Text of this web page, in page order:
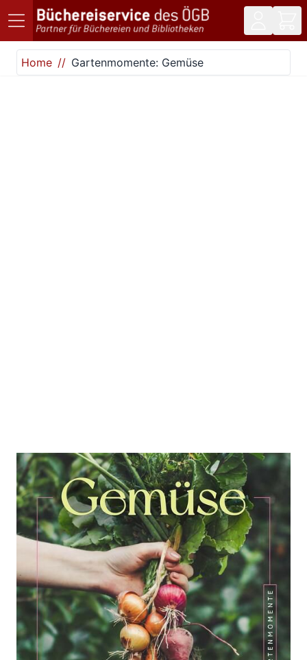
Direkt zum Inhalt
Home
Gartenmomente: Gemüse
Gartenmomente: Gemüse
Zur Wunschliste hinzufügen
Erdig, frisch und knackig | Gartenwissen,
Gartenpraxis und 30 Pflanzenporträts für deinen
Gemüsegarten | Biologischer Anbau, Pflege, Ernte |
Mit Tipps zur Vermehrung